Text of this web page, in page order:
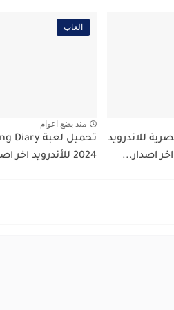
للاندرويد
العاب
منذ بضع اعوام
2024 للأندرويد اخر اصدار من...